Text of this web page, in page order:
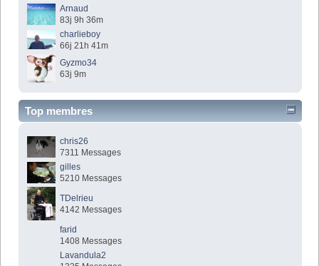
Arnaud
83j 9h 36m
charlieboy
66j 21h 41m
Gyzmo34
63j 9m
Top membres
chris26
7311 Messages
gilles
5210 Messages
TDelrieu
4142 Messages
farid
1408 Messages
Lavandula2